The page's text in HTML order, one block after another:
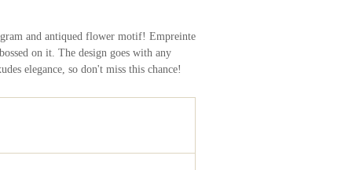
and antiqued flower motif! Empreinte
on it. The design goes with any
elegance, so don't miss this chance!